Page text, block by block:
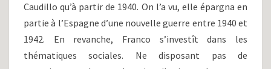
Caudillo qu’à partir de 1940. On l’a vu, elle épargna en
partie à l’Espagne d’une nouvelle guerre entre 1940 et
1942. En revanche, Franco s’investît dans les
thématiques sociales. Ne disposant pas de